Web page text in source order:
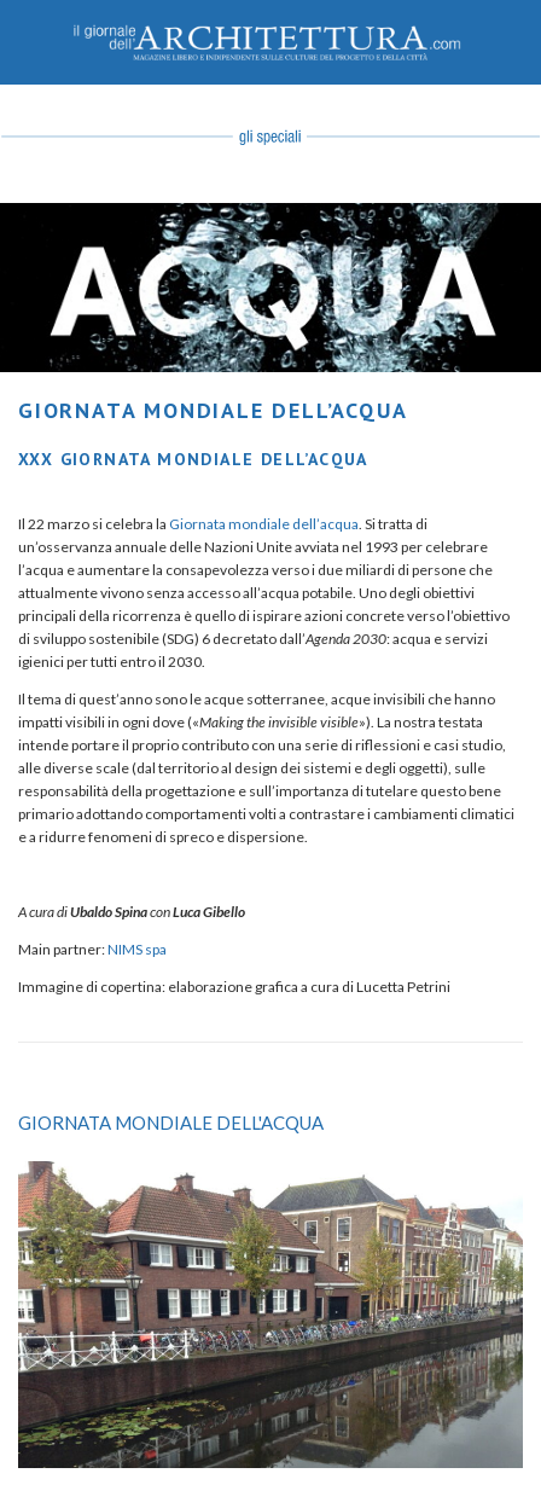
GIORNATA MONDIALE DELL’ACQUA
XXX GIORNATA MONDIALE DELL’ACQUA
Il 22 marzo si celebra la Giornata mondiale dell’acqua . Si tratta di
un’osservanza annuale delle Nazioni Unite avviata nel 1993 per celebrare
l’acqua e aumentare la consapevolezza verso i due miliardi di persone che
attualmente vivono senza accesso all’acqua potabile. Uno degli obiettivi
principali della ricorrenza è quello di ispirare azioni concrete verso l’obiettivo
di sviluppo sostenibile (SDG) 6 decretato dall’Agenda 2030: acqua e servizi
igienici per tutti entro il 2030.
Il tema di quest’anno sono le acque sotterranee, acque invisibili che hanno
impatti visibili in ogni dove («Making the invisible visible»). La nostra testata
intende portare il proprio contributo con una serie di riflessioni e casi studio,
alle diverse scale (dal territorio al design dei sistemi e degli oggetti), sulle
responsabilità della progettazione e sull’importanza di tutelare questo bene
primario adottando comportamenti volti a contrastare i cambiamenti climatici
e a ridurre fenomeni di spreco e dispersione.
A cura diUbaldo SpinaconLuca Gibello
Main partner:NIMS spa
Immagine di copertina: elaborazione grafica a cura di Lucetta Petrini
GIORNATA MONDIALE DELL'ACQUA